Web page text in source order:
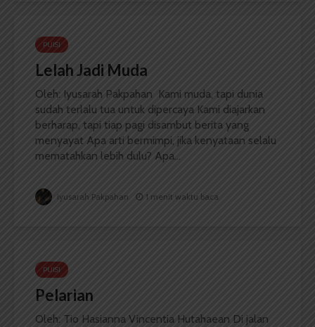
PUISI
Lelah Jadi Muda
Oleh: Iyusarah Pakpahan Kami muda, tapi dunia
sudah terlalu tua untuk dipercaya Kami diajarkan
berharap, tapi tiap pagi disambut berita yang
menyayat Apa arti bermimpi, jika kenyataan selalu
mematahkan lebih dulu? Apa...
Iyusarah Pakpahan 1 menit waktu baca
PUISI
Pelarian
Oleh: Tio Hasianna Vincentia Hutahaean Di jalan